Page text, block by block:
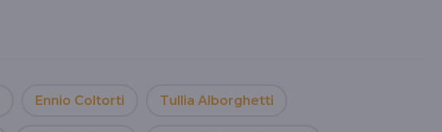
Ennio Coltorti Tullia Alborghetti